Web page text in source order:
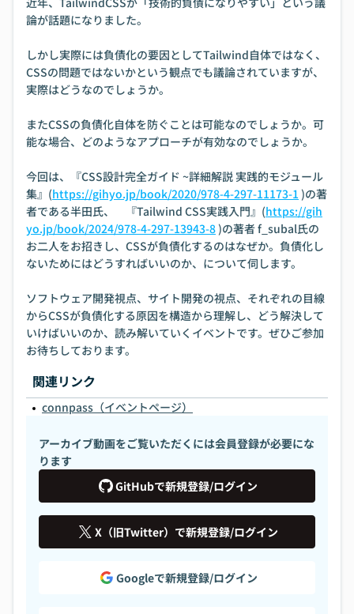
論が話題になりました。
しかし実際には負債化の要因としてTailwind自体ではなく、
CSSの問題ではないかという観点でも議論されていますが、
実際はどうなのでしょうか。
またCSSの負債化自体を防ぐことは可能なのでしょうか。可
能な場合、どのようなアプローチが有効なのでしょうか。
今回は、『CSS設計完全ガイド ~詳細解説 実践的モジュール
集』(https://gihyo.jp/book/2020/978-4-297-11173-1 )の著
者である半田氏、 『Tailwind CSS実践入門』(https://gih
yo.jp/book/2024/978-4-297-13943-8 )の著者 f_subal氏の
お二人をお招きし、CSSが負債化するのはなぜか。負債化し
ないためにはどうすればいいのか、について伺します。
ソフトウェア開発視点、サイト開発の視点、それぞれの目線
からCSSが負債化する原因を構造から理解し、どう解決して
いけばいいのか、読み解いていくイベントです。ぜひご参加
お待ちしております。
関連リンク
connpass（イベントページ）
アーカイブ動画をご覧いただくには会員登録が必要にな
ります
GitHubで新規登録/ログイン
X（旧Twitter）で新規登録/ログイン
Googleで新規登録/ログイン